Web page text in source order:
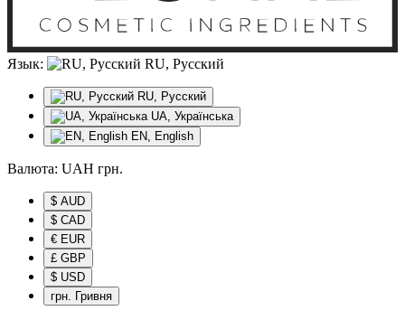
Язык: RU, Русский
RU, Русский
UA, Українська
EN, English
Валюта: UAH грн.
$ AUD
$ CAD
€ EUR
£ GBP
$ USD
грн. Гривня